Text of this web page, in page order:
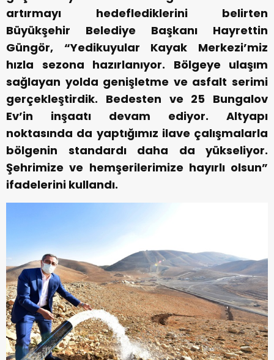
artırmayı hedeflediklerini belirten
Büyükşehir Belediye Başkanı Hayrettin
Güngör, “Yedikuyular Kayak Merkezi’miz
hızla sezona hazırlanıyor. Bölgeye ulaşım
sağlayan yolda genişletme ve asfalt serimi
gerçekleştirdik. Bedesten ve 25 Bungalov
Ev’in inşaatı devam ediyor. Altyapı
noktasında da yaptığımız ilave çalışmalarla
bölgenin standardı daha da yükseliyor.
Şehrimize ve hemşerilerimize hayırlı olsun”
ifadelerini kullandı.